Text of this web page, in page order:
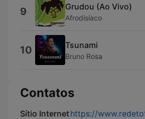
9 Grudou (Ao Vivo)
Afrodisíaco
10 Tsunami
Bruno Rosa
Contatos
Sítio Internethttps://